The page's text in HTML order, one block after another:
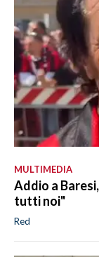
MULTIMEDIA
Addio a
tutti noi"
Red